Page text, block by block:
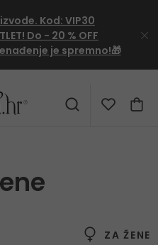
Kod:VIP30
Do - 20 % OFF
je spremno!🎁
ZA ŽENE